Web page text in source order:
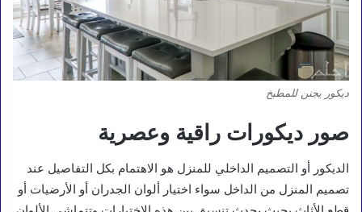
ديكور يجنن للمطبخ
صور ديكورات راقية وعصرية
الديكور أو التصميم الداخلي للمنزل هو الاهتمام بكل التفاصيل عند
تصميم المنزل من الداخل سواء اختيار ألوان الجدران أو الأرضيات أو